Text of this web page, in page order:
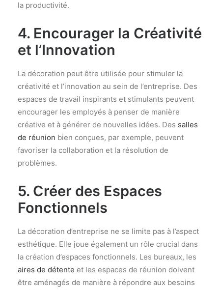
la productivité.
4. Encourager la Créativité
et l’Innovation
La décoration peut être utilisée pour stimuler la
créativité et l’innovation au sein de l’entreprise. Des
espaces de travail inspirants et stimulants peuvent
encourager les employés à penser de manière
créative et à générer de nouvelles idées. Des salles
de réunion bien conçues, par exemple, peuvent
favoriser la collaboration et la résolution de
problèmes.
5. Créer des Espaces
Fonctionnels
La décoration d’entreprise ne se limite pas à l’aspect
esthétique. Elle joue également un rôle crucial dans
la création d’espaces fonctionnels. Les bureaux, les
aires de détente et les espaces de réunion doivent
être aménagés de manière à répondre aux besoins